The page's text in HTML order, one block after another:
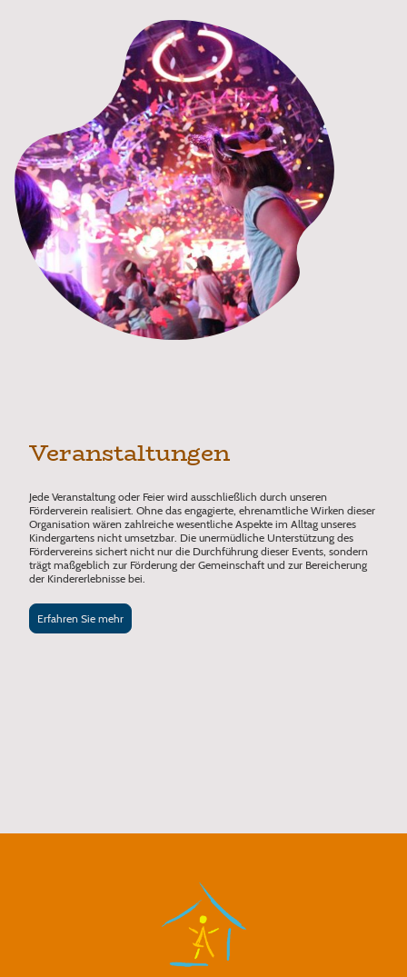
Veranstaltungen
Jede Veranstaltung oder Feier wird ausschließlich durch unseren
Förderverein realisiert. Ohne das engagierte, ehrenamtliche Wirken dieser
Organisation wären zahlreiche wesentliche Aspekte im Alltag unseres
Kindergartens nicht umsetzbar. Die unermüdliche Unterstützung des
Fördervereins sichert nicht nur die Durchführung dieser Events, sondern
trägt maßgeblich zur Förderung der Gemeinschaft und zur Bereicherung
der Kindererlebnisse bei.
Erfahren Sie mehr